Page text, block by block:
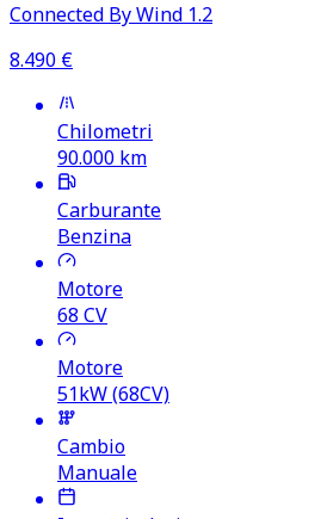
Connected By Wind 1.2
8.490 €
Chilometri
90.000 km
Carburante
Benzina
Motore
68 CV
Motore
51kW (68CV)
Cambio
Manuale